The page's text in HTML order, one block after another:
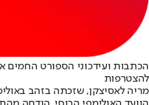
הכתבות ועידכוני הספורט החמים
להצטרפות
מריה לאסיצקן, שזכתה בזהב